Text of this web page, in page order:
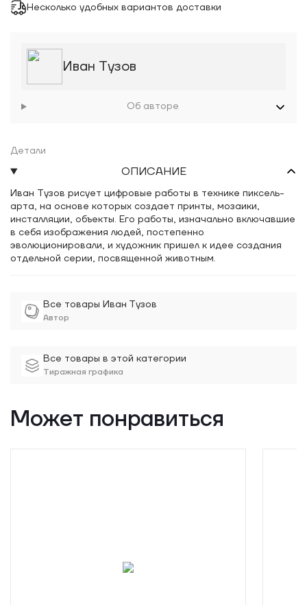
Несколько удобных вариантов доставки
Все товары Иван Тузов
Автор
Все товары в этой категории
Тиражная графика
Иван Тузов
Об авторе
Детали
ОПИСАНИЕ
Иван Тузов рисует цифровые работы в технике пиксель-
арта, на основе которых создает принты, мозаики,
инсталляции, объекты. Его работы, изначально включавшие
в себя изображения людей, постепенно
эволюционировали, и художник пришел к идее создания
отдельной серии, посвященной животным.
Может понравиться